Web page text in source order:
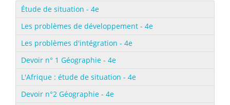
Étude de situation - 4e
Les problèmes de développement - 4e
Les problèmes d'intégration - 4e
Devoir n° 1 Géographie - 4e
L'Afrique : étude de situation - 4e
Devoir n°2 Géographie - 4e